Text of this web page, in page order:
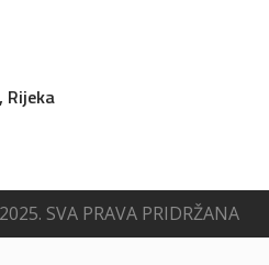
Rijeka
SVA PRAVA PRIDRŽANA